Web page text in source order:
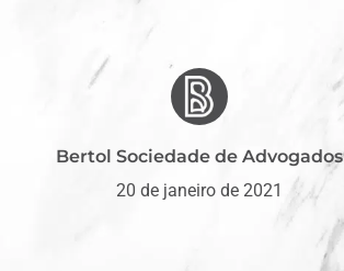
Bertol Sociedade de Advogados
20 de janeiro de 2021